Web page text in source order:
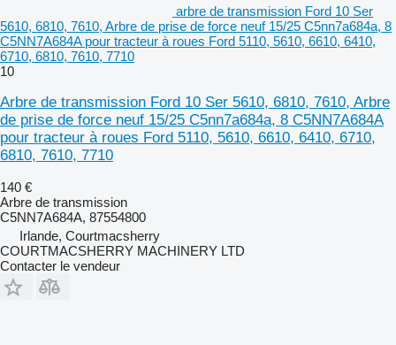
arbre de transmission Ford 10 Ser
5610, 6810, 7610, Arbre de prise de force neuf 15/25 C5nn7a684a, 8
C5NN7A684A pour tracteur à roues Ford 5110, 5610, 6610, 6410,
6710, 6810, 7610, 7710
10
Arbre de transmission Ford 10 Ser 5610, 6810, 7610, Arbre
de prise de force neuf 15/25 C5nn7a684a, 8 C5NN7A684A
pour tracteur à roues Ford 5110, 5610, 6610, 6410, 6710,
6810, 7610, 7710
140 €
Arbre de transmission
C5NN7A684A, 87554800
Irlande, Courtmacsherry
COURTMACSHERRY MACHINERY LTD
Contacter le vendeur